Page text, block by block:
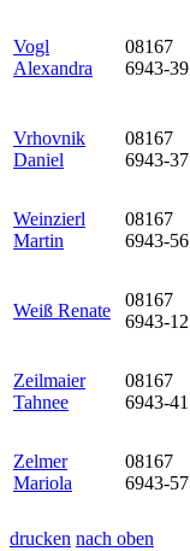
Vogl
Alexandra
08167
6943-39
Vrhovnik
Daniel
08167
6943-37
Weinzierl
Martin
08167
6943-56
Weiß Renate
08167
6943-12
Zeilmaier
Tahnee
08167
6943-41
Zelmer
Mariola
08167
6943-57
drucken nach oben